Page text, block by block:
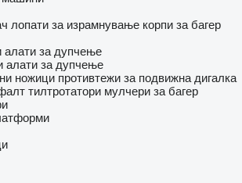
лопати за израмнување корпи за багер
алати за дупчење
алати за дупчење
ножици противтежи за подвижна дигалка
тилтротатори мулчери за багер